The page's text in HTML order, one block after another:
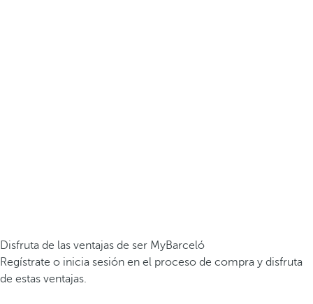
Disfruta de las ventajas de ser MyBarceló
Regístrate o inicia sesión en el proceso de compra y disfruta
de estas ventajas.